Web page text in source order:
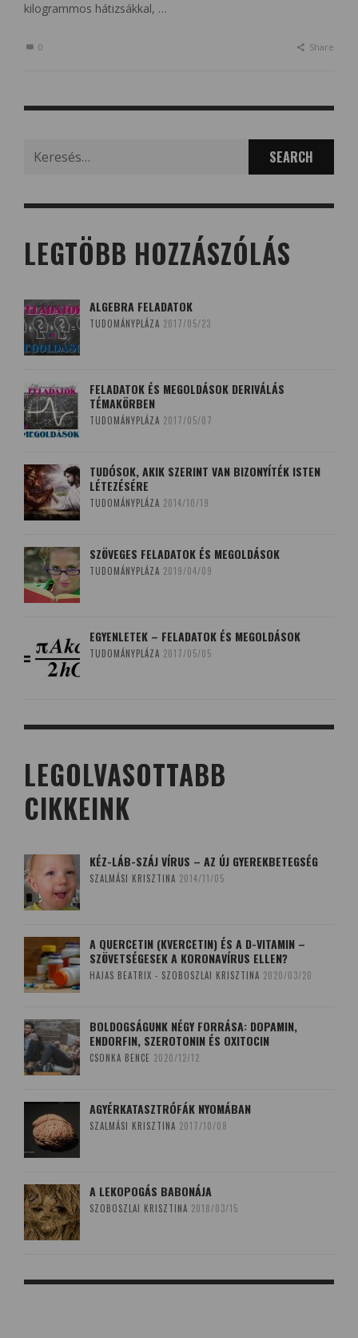
kilogrammos hátizsákkal, …
0 Share
LEGTÖBB HOZZÁSZÓLÁS
ALGEBRA FELADATOK
TUDOMÁNYPLÁZA 2017/05/23
FELADATOK ÉS MEGOLDÁSOK DERIVÁLÁS
TÉMAKÖRBEN
TUDOMÁNYPLÁZA 2017/05/07
TUDÓSOK, AKIK SZERINT VAN BIZONYÍTÉK ISTEN
LÉTEZÉSÉRE
TUDOMÁNYPLÁZA 2014/10/19
SZÖVEGES FELADATOK ÉS MEGOLDÁSOK
TUDOMÁNYPLÁZA 2019/04/09
EGYENLETEK – FELADATOK ÉS MEGOLDÁSOK
TUDOMÁNYPLÁZA 2017/05/05
LEGOLVASOTTABB
CIKKEINK
KÉZ-LÁB-SZÁJ VÍRUS – AZ ÚJ GYEREKBETEGSÉG
SZALMÁSI KRISZTINA 2014/11/05
A QUERCETIN (KVERCETIN) ÉS A D-VITAMIN –
SZÖVETSÉGESEK A KORONAVÍRUS ELLEN?
HAJAS BEATRIX - SZOBOSZLAI KRISZTINA 2020/03/20
BOLDOGSÁGUNK NÉGY FORRÁSA: DOPAMIN,
ENDORFIN, SZEROTONIN ÉS OXITOCIN
CSONKA BENCE 2020/12/12
AGYÉRKATASZTRÓFÁK NYOMÁBAN
SZALMÁSI KRISZTINA 2017/10/08
A LEKOPOGÁS BABONÁJA
SZOBOSZLAI KRISZTINA 2018/03/15